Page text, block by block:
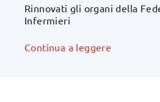
Rinnovati gli organi della
Infermieri
Continua a leggere